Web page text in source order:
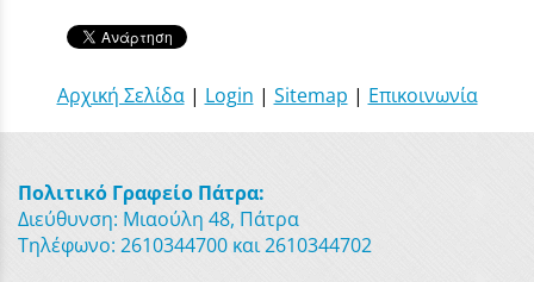
Αρχική Σελίδα| Login | Sitemap | Επικοινωνία
Πολιτικό Γραφείο Πάτρα:
Διεύθυνση: Μιαούλη 48, Πάτρα
Τηλέφωνο: 2610344700 και 2610344702